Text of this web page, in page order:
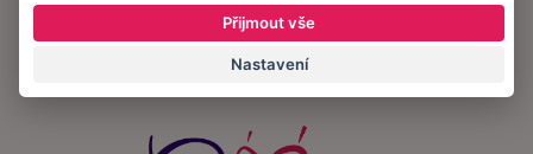
Přijímáme platby:
Přijmout vše
Nastavení